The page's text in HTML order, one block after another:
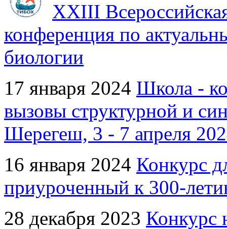
XXIII
конференция по
биологии
17 января 2024 Школа -
вызовы структурной и
Шерегеш, 3 - 7 апреля
16 января 2024 Конкурс
приуроченный к 300-
28 декабря 2023 Конкурс